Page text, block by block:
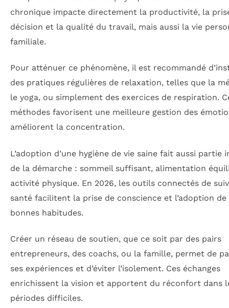
chronique impacte directement la productivité, la
décision et la qualité du travail, mais aussi la vie
familiale.
Pour atténuer ce phénomène, il est recommandé
des pratiques régulières de relaxation, telles que la
le yoga, ou simplement des exercices de respiration.
méthodes favorisent une meilleure gestion des
améliorent la concentration.
L’adoption d’une hygiène de vie saine fait aussi partie
de la démarche : sommeil suffisant, alimentation
activité physique. En 2026, les outils connectés de
santé facilitent la prise de conscience et l’adoption de
bonnes habitudes.
Créer un réseau de soutien, que ce soit par des pairs
entrepreneurs, des coachs, ou la famille, permet de
ses expériences et d’éviter l’isolement. Ces échanges
enrichissent la vision et apportent du réconfort dans
périodes difficiles.